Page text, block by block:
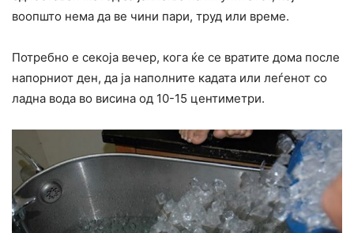
воопшто нема да ве чини пари, труд или време.
Потребно е секоја вечер, кога ќе се вратите дома после
напорниот ден, да ја наполните кадата или леѓенот со
ладна вода во висина од 10-15 центиметри.